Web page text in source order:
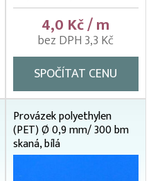
4,0 Kč / m
bez DPH 3,3 Kč
SPOČÍTAT CENU
Provázek polyethylen
(PET) Ø 0,9 mm/ 300 bm
skaná, bílá